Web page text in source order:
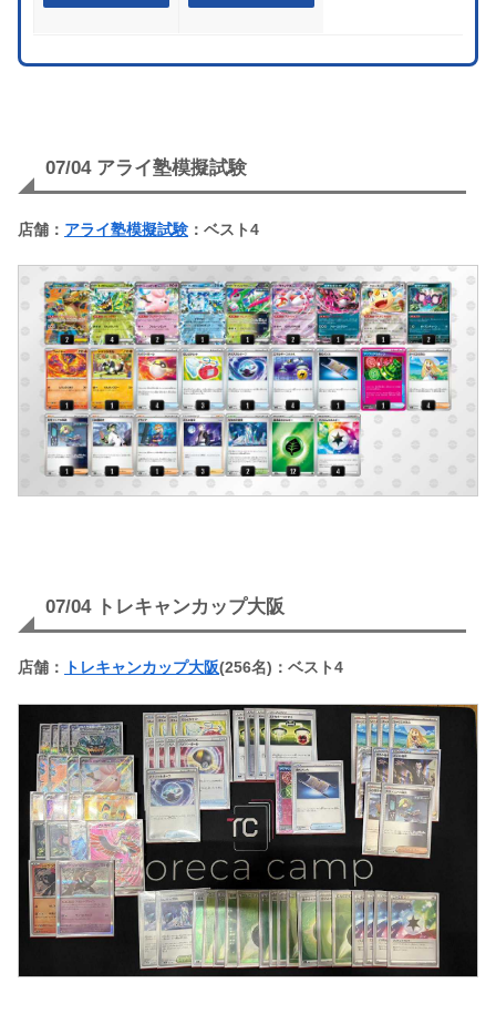
07/04 アライ塾模擬試験
店舗： アライ塾模擬試験 ：ベスト4
07/04 トレキャンカップ大阪
店舗： トレキャンカップ大阪(256名)：ベスト4